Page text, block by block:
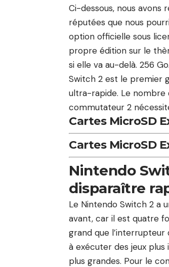
Ci-dessous, nous avons
réputées que nous
option officielle sous
propre édition sur le
si elle va au-delà. 256
Switch 2 est le premier
ultra-rapide. Le nombre
commutateur 2
Cartes MicroSD
Cartes MicroSD
Nintendo
disparaître
Le Nintendo Switch 2 a
avant, car il est quatre
grand que l’interrupteur
à exécuter des jeux
plus grandes. Pour le